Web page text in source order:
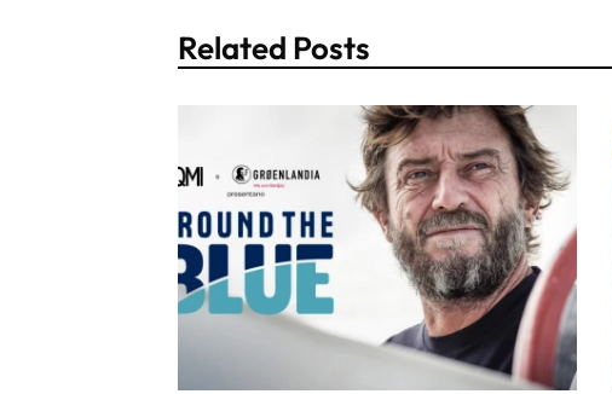
Related Posts